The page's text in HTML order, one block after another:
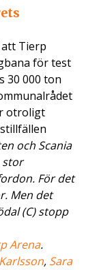
att Tierp
för test
30 000 ton
otroligt
och Scania
stor
För det
Men det
(C) stopp
Arena.
, Sara